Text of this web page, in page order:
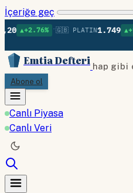
İçeriğe geç
•🇬🇧 PLATIN1.749 ▲+1.49% •🇬🇧
Emtia Defteri hap gibi
Abone ol
Canlı Piyasa
Canlı Veri